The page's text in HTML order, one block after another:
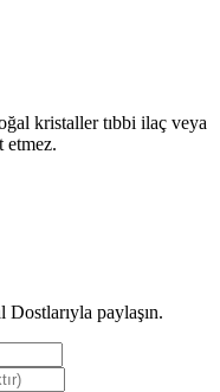
kristaller tıbbi ilaç veya
etmez.
paylaşın.